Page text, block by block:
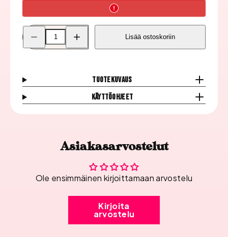
Pienennä
Moyra
Leimauslaatta,
Moyra
Leimauslaatta,
Lisää ostoskoriin
Tuotekuvaus
Käyttöohjeet
Asiakasarvostelut
Ole ensimmäinen kirjoittamaan arvostelu
Kirjoita
arvostelu